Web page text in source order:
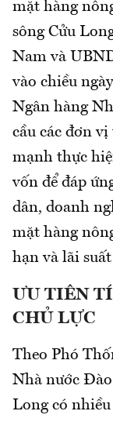
mặt hàng
sông Cửu
Nam và
vào chiều
Ngân hàng
cầu các đơn
mạnh thực
vốn để đáp
dân, doanh
mặt hàng
hạn và lãi
ƯU TIÊN
CHỦ LỰC
Theo Phó
Nhà nước
Long có